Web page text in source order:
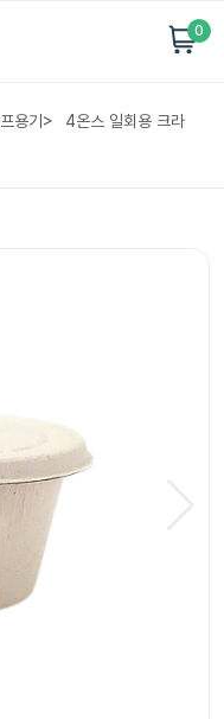
0
용기 >
4온스 일회용 크라